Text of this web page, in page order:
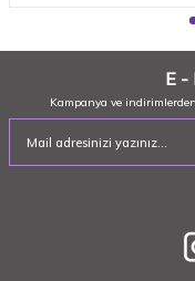
E -
Kampanya ve